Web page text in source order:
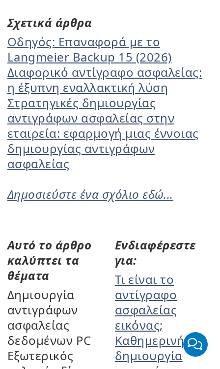
Σχετικά άρθρα
Οδηγός: Επαναφορά με το
Langmeier Backup 15 (2026)
Διαφορικό αντίγραφο ασφαλείας:
η έξυπνη εναλλακτική λύση
Στρατηγικές δημιουργίας
αντιγράφων ασφαλείας στην
εταιρεία: εφαρμογή μιας έννοιας
δημιουργίας αντιγράφων
ασφαλείας
Δημοσιεύστε ένα σχόλιο εδώ...
Αυτό το άρθρο
καλύπτει τα
θέματα
Δημιουργία
αντιγράφων
ασφαλείας
δεδομένων PC
Εξωτερικός
Ενδιαφέρεστε
για:
Τι είναι το
αντίγραφο
ασφαλείας
εικόνας;
Καθημερινή
δημιουργία